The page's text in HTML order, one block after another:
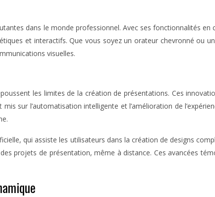
dans le monde professionnel. Avec ses fonctionnalités
et interactifs. Que vous soyez un orateur chevronné ou
visuelles.
les limites de la création de présentations. Ces
sur l’automatisation intelligente et l’amélioration de
qui assiste les utilisateurs dans la création de designs
projets de présentation, même à distance. Ces avancées